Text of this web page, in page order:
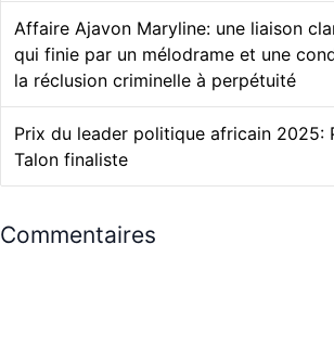
Affaire Ajavon Maryline: une liaison
qui finie par un mélodrame et une
la réclusion criminelle à perpétuité
Prix du leader politique africain 2025:
Talon finaliste
Commentaires